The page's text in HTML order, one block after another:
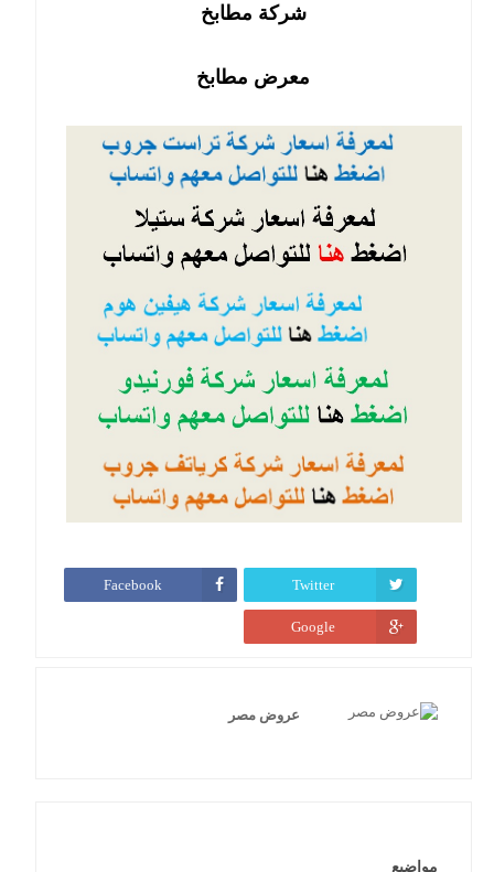
شركة مطابخ
معرض مطابخ
Twitter
Facebook
Google
عروض مصر
مواضيع